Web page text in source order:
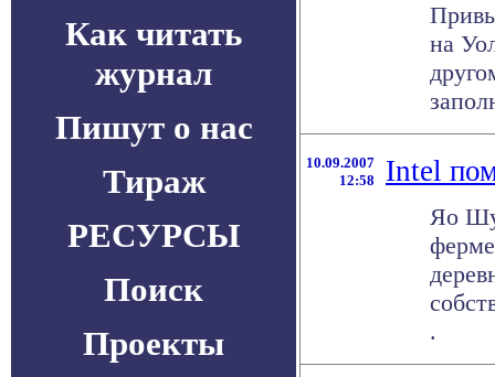
Как читать
журнал
Пишут о нас
Тираж
РЕСУРСЫ
Поиск
Проекты
на
10.09.2007
12:58
Intel
Яо
.